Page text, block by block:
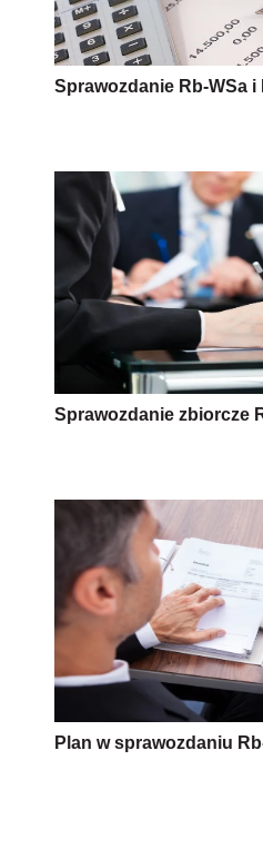
Sprawozdanie Rb-WSa i
Sprawozdanie zbiorcze
Plan w sprawozdaniu